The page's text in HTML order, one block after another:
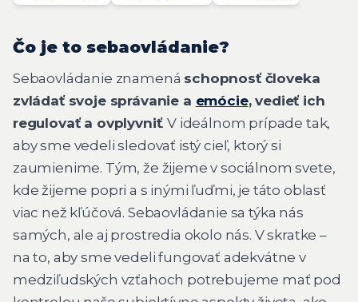
Čo je to sebaovládanie?
Sebaovládanie znamená schopnosť človeka
zvládať svoje správanie a emócie, vedieť ich
regulovať a ovplyvniť. V ideálnom prípade tak,
aby sme vedeli sledovať istý cieľ, ktorý si
zaumienime. Tým, že žijeme v sociálnom svete,
kde žijeme popri a s inými ľuďmi, je táto oblasť
viac než kľúčová. Sebaovládanie sa týka nás
samých, ale aj prostredia okolo nás. V skratke –
na to, aby sme vedeli fungovať adekvátne v
medziľudských vzťahoch potrebujeme mať pod